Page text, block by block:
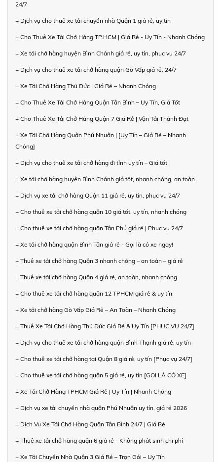
24/7
+ Dịch vụ cho thuê xe tải chuyển nhà Quận 1 giá rẻ, uy tín
+ Cho Thuê Xe Tải Chở Hàng TP.HCM | Giá Rẻ - Uy Tín - Nhanh Chóng
+ Xe tải chở hàng huyện Bình Chánh giá rẻ, uy tín, phục vụ 24/7
+ Dịch vụ cho thuê xe tải chở hàng quận Gò Vấp giá rẻ, 24/7
+ Xe Tải Chở Hàng Thủ Đức | Giá Rẻ – Nhanh Chóng
+ Cho Thuê Xe Tải Chở Hàng Quận Tân Bình – Uy Tín, Giá Tốt
+ Cho Thuê Xe Tải Chở Hàng Quận 7 Giá Rẻ | Vận Tải Thành Đạt
+ Xe Tải Chở Hàng Quận Phú Nhuận | [Uy Tín – Giá Rẻ – Nhanh
Chóng]
+ Dịch vụ cho thuê xe tải chở hàng đi tỉnh uy tín – Giá tốt
+ Xe tải chở hàng huyện Bình Chánh giá tốt, nhanh chóng, an toàn
+ Dịch vụ xe tải chở hàng Quận 11 giá rẻ, uy tín, phục vụ 24/7
+ Cho thuê xe tải chở hàng quận 10 giá tốt, uy tín, nhanh chóng
+ Cho thuê xe tải chở hàng quận Tân Phú giá rẻ | Phục vụ 24/7
+ Xe tải chở hàng quận Bình Tân giá rẻ - Gọi là có xe ngay!
+ Thuê xe tải chở hàng Quận 3 nhanh chóng – an toàn – giá rẻ
+ Thuê xe tải chở hàng Quận 4 giá rẻ, an toàn, nhanh chóng
+ Cho thuê xe tải chở hàng quận 12 TPHCM giá rẻ & uy tín
+ Xe tải chở hàng Gò Vấp Giá Rẻ – An Toàn – Nhanh Chóng
+ Thuê Xe Tải Chở Hàng Thủ Đức Giá Rẻ & Uy Tín [PHỤC VỤ 24/7]
+ Dịch vụ cho thuê xe tải chở hàng quận Bình Thạnh giá rẻ, uy tín
+ Cho thuê xe tải chở hàng tại Quận 8 giá rẻ, uy tín [Phục vụ 24/7]
+ Cho thuê xe tải chở hàng quận 5 giá rẻ, uy tín [GỌI LÀ CÓ XE]
+ Xe Tải Chở Hàng TPHCM Giá Rẻ | Uy Tín | Nhanh Chóng
+ Dịch vụ xe tải chuyển nhà quận Phú Nhuận uy tín, giá rẻ 2026
+ Dịch Vụ Xe Tải Chở Hàng Quận Tân Bình 24/7 | Giá Rẻ
+ Thuê xe tải chở hàng quận 6 giá rẻ - Không phát sinh chi phí
+ Xe Tải Chuyển Nhà Quận 3 Giá Rẻ – Trọn Gói – Uy Tín